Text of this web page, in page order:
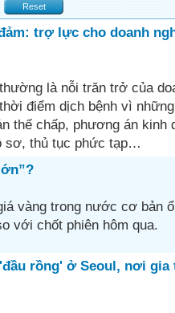
Reset
trợ lực cho doanh
là nỗi trăn trở của
điểm dịch bệnh vì
thế chấp, phương án kinh
sơ, thủ tục phức tạp…
vàng trong nước cơ bản
với chốt phiên hôm qua.
rồng' ở Seoul, nơi gia